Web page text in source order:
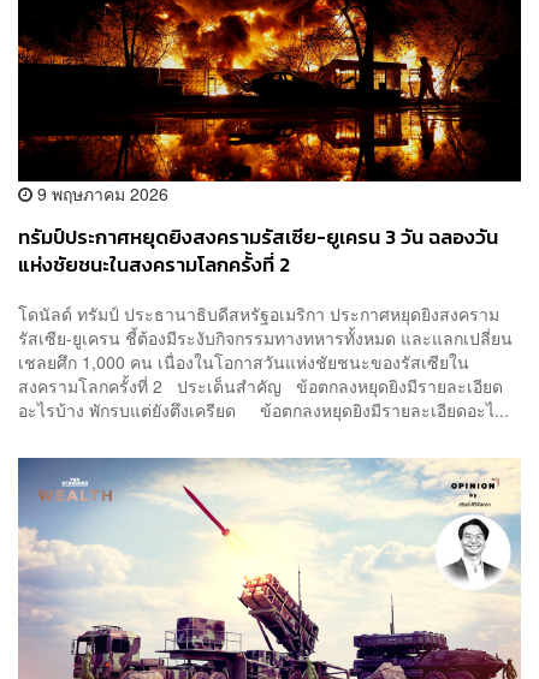
9 พฤษภาคม 2026
ทรัมป์ประกาศหยุดยิงสงครามรัสเซีย-ยูเครน 3 วัน ฉลองวัน
แห่งชัยชนะในสงครามโลกครั้งที่ 2
โดนัลด์ ทรัมป์ ประธานาธิบดีสหรัฐอเมริกา ประกาศหยุดยิงสงคราม
รัสเซีย-ยูเครน ชี้ต้องมีระงับกิจกรรมทางทหารทั้งหมด และแลกเปลี่ยน
เชลยศึก 1,000 คน เนื่องในโอกาสวันแห่งชัยชนะของรัสเซียใน
สงครามโลกครั้งที่ 2 ประเด็นสำคัญ ข้อตกลงหยุดยิงมีรายละเอียด
อะไรบ้าง พักรบแต่ยังตึงเครียด ข้อตกลงหยุดยิงมีรายละเอียดอะไ...